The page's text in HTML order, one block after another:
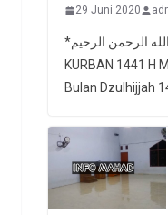
29 Juni 2020
*بسم الله الرحمن الرحيم.* ? INFO IBADAH
KURBAN 1441 H
Bulan Dzulhijjah